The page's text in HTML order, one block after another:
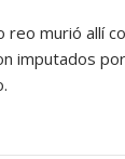
murió allí
imputados